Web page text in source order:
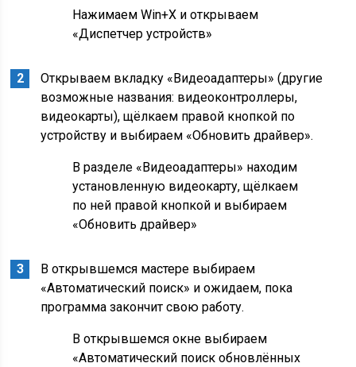
Нажимаем Win+X и открываем
«Диспетчер устройств»
Открываем вкладку «Видеоадаптеры» (другие
возможные названия: видеоконтроллеры,
видеокарты), щёлкаем правой кнопкой по
устройству и выбираем «Обновить драйвер».
В разделе «Видеоадаптеры» находим
установленную видеокарту, щёлкаем
по ней правой кнопкой и выбираем
«Обновить драйвер»
В открывшемся мастере выбираем
«Автоматический поиск» и ожидаем, пока
программа закончит свою работу.
В открывшемся окне выбираем
«Автоматический поиск обновлённых